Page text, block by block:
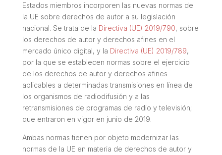
Estados miembros incorporen las nuevas normas de
la UE sobre derechos de autor a su legislación
nacional. Se trata de la Directiva (UE) 2019/790, sobre
los derechos de autor y derechos afines en el
mercado único digital, y la Directiva (UE) 2019/789,
por la que se establecen normas sobre el ejercicio
de los derechos de autor y derechos afines
aplicables a determinadas transmisiones en línea de
los organismos de radiodifusión y a las
retransmisiones de programas de radio y televisión;
que entraron en vigor en junio de 2019.
Ambas normas tienen por objeto modernizar las
normas de la UE en materia de derechos de autor y